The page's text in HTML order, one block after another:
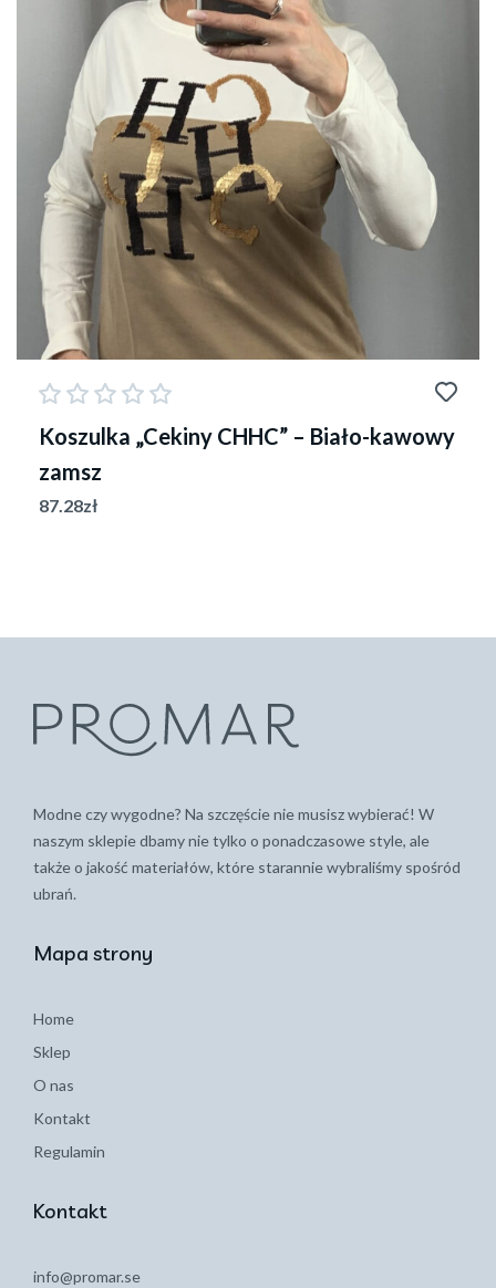
Koszulka „Cekiny CHHC” – Biało-kawowy
zamsz
87.28zł
Modne czy wygodne? Na szczęście nie musisz wybierać! W
naszym sklepie dbamy nie tylko o ponadczasowe style, ale
także o jakość materiałów, które starannie wybraliśmy spośród
ubrań.
Mapa strony
Home
Sklep
O nas
Kontakt
Regulamin
Kontakt
info@promar.se